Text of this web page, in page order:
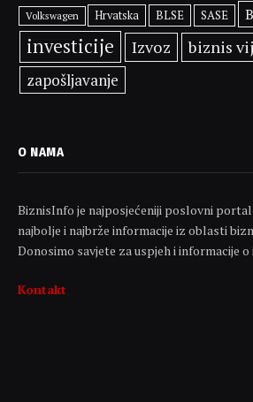
Volkswagen Hrvatska BLSE SASE
investicije Izvoz biznis
zapošljavanje
O NAMA
BiznisInfo je najposjećeniji poslovni portal
najbolje i najbrže informacije iz oblasti
Donosimo savjete za uspjeh i informacije o
Kontakt